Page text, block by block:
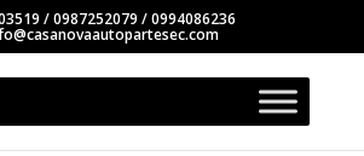
/ 0987252079 / 0994086236